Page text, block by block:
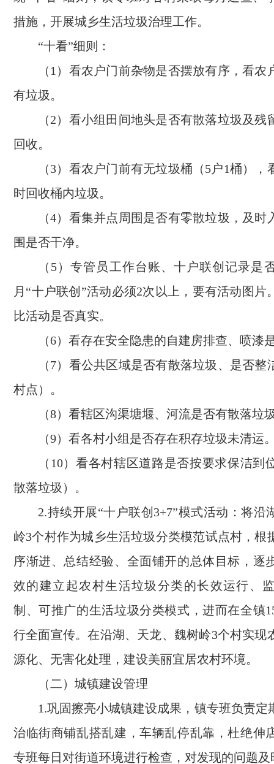
措施，开展城乡生活垃圾治理工作。
“十看”细则：
（1）看农户门前杂物是否摆放有序，看农
有垃圾。
（2）看小组田间地头是否有散落垃圾及残
回收。
（3）看农户门前有无垃圾桶（5户1桶），
时回收桶内垃圾。
（4）看集并点周围是否有零散垃圾，及时
围是否干净。
（5）专管员工作台账、十户联创记录是
月“十户联创”活动必须2次以上，要有活动图片
比活动是否真实。
（6）看存在安全隐患的自建房排查、喷漆
（7）看公共区域是否有散落垃圾、是否整
村点）。
（8）看辖区沟渠塘堰、河流是否有散落垃
（9）看各村小组是否存在积存垃圾未清运
（10）看各村辖区道路是否按要求保洁到
散落垃圾）。
2.持续开展“十户联创3+7”模式活动：将沿
岭3个村作为城乡生活垃圾分类模范试点村，根
序渐进、总结经验、全面铺开的总体目标，逐
效的建立起农村生活垃圾分类的长效运行、
制、可推广的生活垃圾分类模式，进而在全镇
行全面宣传。在沿湖、天龙、魏树岭3个村实现
源化、无害化处理，建设美丽宜居农村环境。
（二）城镇建设管理
1.巩固擦亮小城镇建设成果，镇专班负责定
治临街商铺乱搭乱建，车辆乱停乱靠，杜绝伸
专班每日对街道环境进行检查，对发现的问题